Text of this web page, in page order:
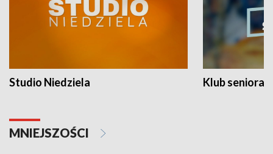
Studio Niedziela Klub seniora
MNIEJSZOŚCI